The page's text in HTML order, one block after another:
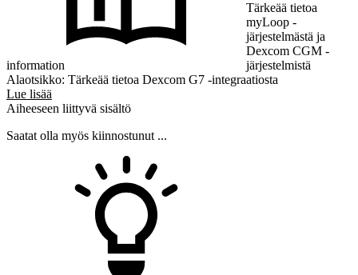
information
Tärkeää tietoa
myLoop -
järjestelmästä ja
Dexcom CGM -
järjestelmistä
Alaotsikko: Tärkeää tietoa Dexcom G7 -integraatiosta
Lue lisää
Aiheeseen liittyvä sisältö
Saatat olla myös kiinnostunut ...